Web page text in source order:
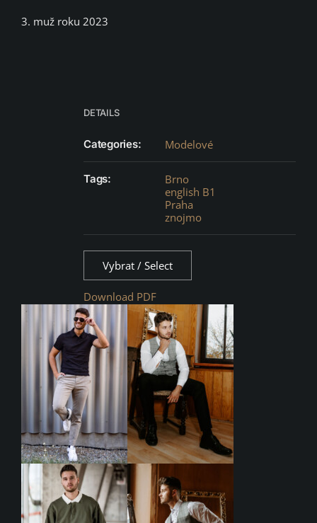
3. muž roku 2023
DETAILS
Categories: Modelové
Tags:
Brno
english B1
Praha
znojmo
Vybrat / Select
Download PDF